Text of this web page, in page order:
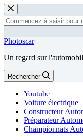
Passer
au
contenu
Aucun
Photoscar
Un regard sur
Rechercher
Youtube
Voiture électrique
Constructeur
Préparateur
Championnats